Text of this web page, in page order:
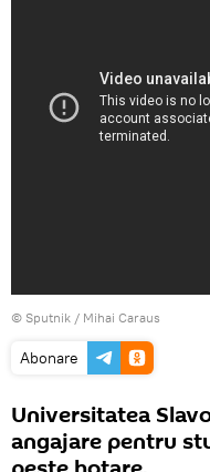
© Sputnik / Mihai Caraus
Abonare
Universitatea
angajare pentru